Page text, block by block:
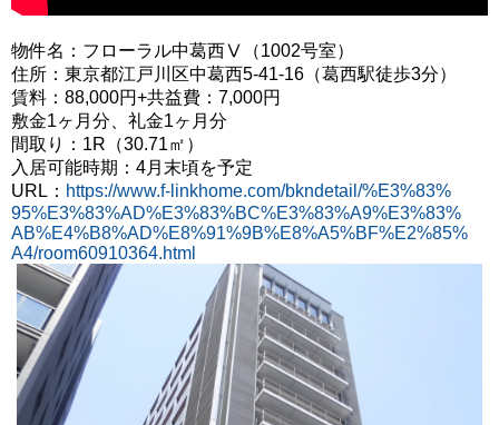
物件名：フローラル中葛西Ⅴ（1002号室）
住所：東京都江戸川区中葛西5-41-16（葛西駅徒歩3分）
賃料：88,000円+共益費：7,000円
敷金1ヶ月分、礼金1ヶ月分
間取り：1R（30.71㎡）
入居可能時期：4月末頃を予定
URL： https://www.f-linkhome.com/bkndetail/%E3%83%
95%E3%83%AD%E3%83%BC%E3%83%A9%E3%83%
AB%E4%B8%AD%E8%91%9B%E8%A5%BF%E2%85%
A4/room60910364.html